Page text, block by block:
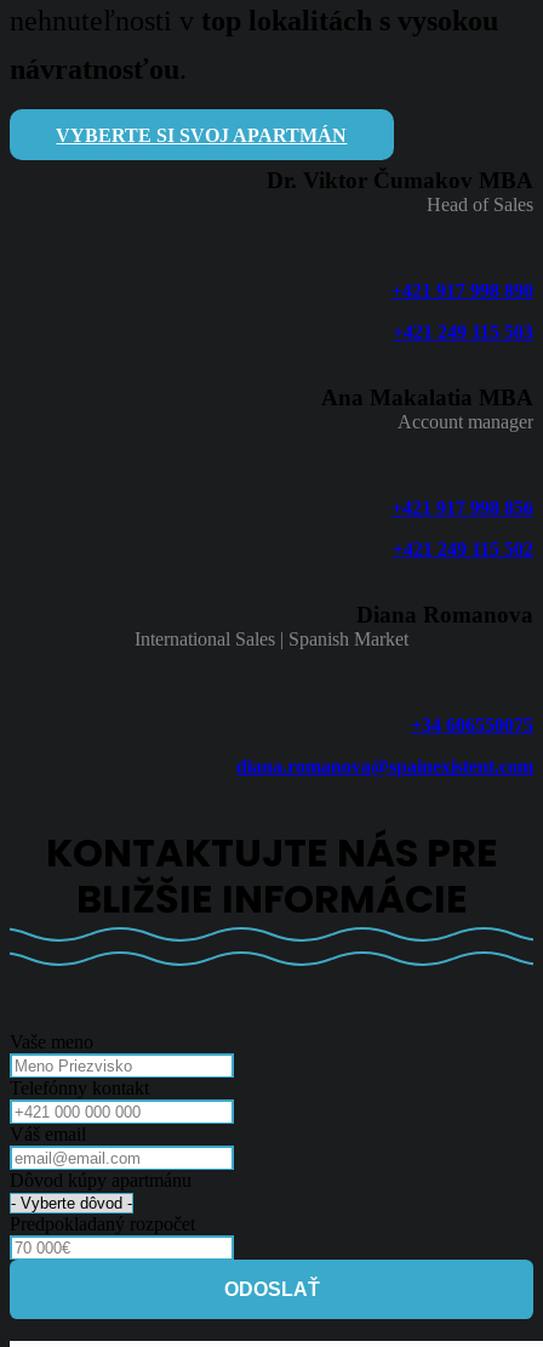
nehnuteľnosti v top lokalitách s vysokou
návratnosťou.
VYBERTE SI SVOJ APARTMÁN
Dr. Viktor Čumakov MBA
Head of Sales
+421 917 998 890
+421 249 115 503
Ana Makalatia MBA
Account manager
+421 917 998 856
+421 249 115 502
Diana Romanova
International Sales | Spanish Market
+34 606550075
diana.romanova@spainexistent.com
KONTAKTUJTE NÁS PRE
BLIŽŠIE INFORMÁCIE
Vaše meno
Telefónny kontakt
Váš email
Dôvod kúpy apartmánu
Predpokladaný rozpočet
ODOSLAŤ